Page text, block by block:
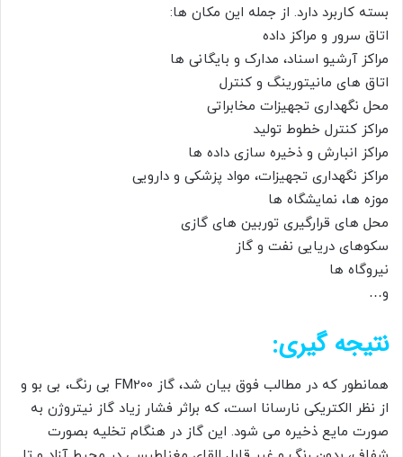
بسته کاربرد دارد. از جمله این مکان ها:
اتاق سرور و مراکز داده
مراکز آرشیو اسناد، مدارک و بایگانی ها
اتاق های مانیتورینگ و کنترل
محل نگهداری تجهیزات مخابراتی
مراکز کنترل خطوط تولید
مراکز انبارش و ذخیره سازی داده ها
مراکز نگهداری تجهیزات، مواد پزشکی و دارویی
موزه ها، نمایشگاه ها
محل های قرارگیری توربین های گازی
سکوهای دریایی نفت و گاز
نیروگاه ها
و…
نتیجه گیری:
همانطور که در مطالب فوق بیان شد، گاز FM200 بی رنگ، بی بو و
از نظر الکتریکی نارسانا است، که براثر فشار زیاد گاز نیتروژن به
صورت مایع ذخیره می شود. این گاز در هنگام تخلیه بصورت